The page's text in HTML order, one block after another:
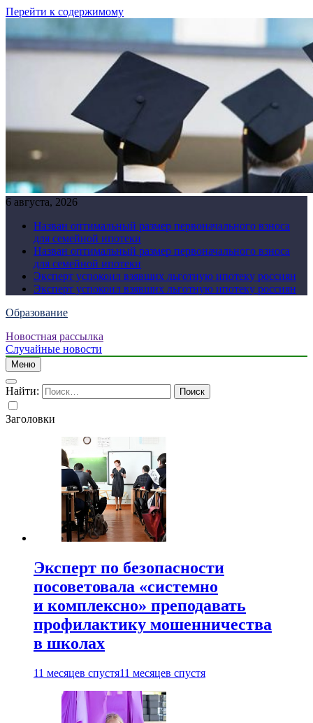
Перейти к содержимому
6 августа, 2026
Назван оптимальный размер первоначального взноса
для семейной ипотеки
Назван оптимальный размер первоначального взноса
для семейной ипотеки
Эксперт успокоил взявших льготную ипотеку россиян
Эксперт успокоил взявших льготную ипотеку россиян
Образование
Новостная рассылка
Случайные новости
Меню
Найти:
Заголовки
Эксперт по безопасности
посоветовала «системно
и комплексно» преподавать
профилактику мошенничества
в школах
11 месяцев спустя11 месяцев спустя